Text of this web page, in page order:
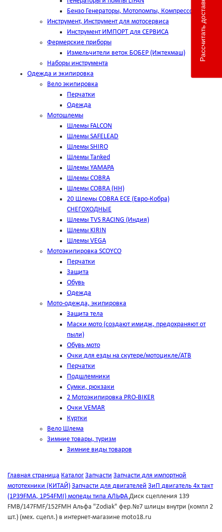
Бензо Генераторы, Мотопомпы, Компрессоры
Инструмент, Инструмент для мотосервиса
Инструмент ИМПОРТ для СЕРВИСА
Фермерские приборы
Измельчители веток БОБЕР (Ижтехмаш)
Наборы инструмента
Одежда и экипировка
Вело экипировка
Перчатки
Одежда
Мотошлемы
Шлемы FALCON
Шлемы SAFELEAD
Шлемы SHIRO
Шлемы Tanked
Шлемы YAMAPA
Шлемы COBRA
Шлемы COBRA (HH)
20 Шлемы COBRA ECE (Евро-Кобра)
СНЕГОХОДНЫЕ
Шлемы TVS RACING (Индия)
Шлемы KIRIN
Шлемы VEGA
Мотоэкипировка SCOYCO
Перчатки
Защита
Обувь
Одежда
Мото-одежда, экипировка
Защита тела
Маски мото (создают имидж, предохраняют от
пыли)
Обувь мото
Очки для езды на скутере/мотоцикле/АТВ
Перчатки
Подшлемники
Сумки, рюкзаки
2 Мотоэкипировка PRO-BIKER
Очки VEMAR
Куртки
Вело Шлема
Зимние товары, туризм
Зимние виды товаров
Главная страница Каталог Запчасти Запчасти для импортной
мототехники (КИТАЙ) Запчасти для двигателей ЗиП двигатель 4х такт
(1Р39FMА, 1Р54FMI) мопеды типа АЛЬФА Диск сцепления 139
FMB/147FMF/152FMH Альфа "Zodiak" фер.№7 шлицы внутри (компл 2
шт.) (мех. сцепл.) в интернет-магазине moto18.ru
Рассчитать доставку